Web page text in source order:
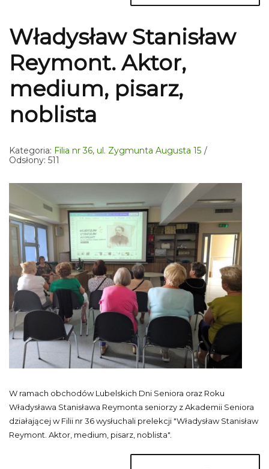
Władysław Stanisław
Reymont. Aktor,
medium, pisarz,
noblista
Kategoria: Filia nr 36, ul. Zygmunta Augusta 15
Odsłony: 511
W ramach obchodów Lubelskich Dni Seniora oraz Roku
Władysława Stanisława Reymonta seniorzy z Akademii Seniora
działającej w Filii nr 36 wysłuchali prelekcji "Władysław Stanisław
Reymont. Aktor, medium, pisarz, noblista".